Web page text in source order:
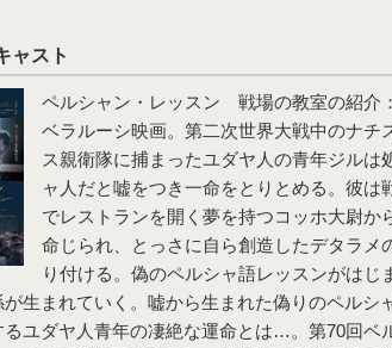
ャスト
ペルシャン・レッスン 戦場の教室の紹介
ベラルーシ映画。第二次世界大戦中のナチ
ス親衛隊に捕まったユダヤ人の青年ジルは
ャ人だと嘘をつき一命をとりとめる。彼は
でレストランを開く夢を持つコッホ大尉か
命じられ、とっさに自ら創造したデタラメ
り付ける。偽のペルシャ語レッスンがはじ
生まれていく。嘘から生まれた偽りのペルシ
るユダヤ人青年の凄絶な運命とは…。第70回ベ